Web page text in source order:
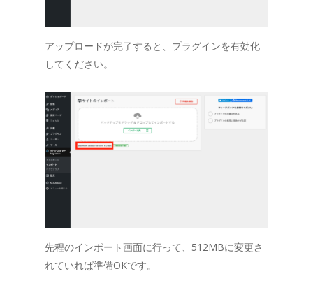
アップロードが完了すると、プラグインを有効化
してください。
先程のインポート画面に行って、512MBに変更さ
れていれば準備OKです。